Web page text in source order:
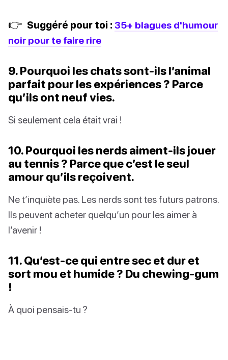
👉 Suggéré pour toi : 35+ blagues d'humour
noir pour te faire rire
9. Pourquoi les chats sont-ils l’animal
parfait pour les expériences ? Parce
qu’ils ont neuf vies.
Si seulement cela était vrai !
10. Pourquoi les nerds aiment-ils jouer
au tennis ? Parce que c’est le seul
amour qu’ils reçoivent.
Ne t’inquiète pas. Les nerds sont tes futurs patrons.
Ils peuvent acheter quelqu’un pour les aimer à
l’avenir !
11. Qu’est-ce qui entre sec et dur et
sort mou et humide ? Du chewing-gum
!
À quoi pensais-tu ?